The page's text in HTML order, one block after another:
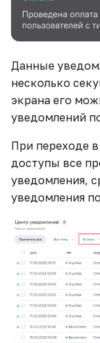
Данные
несколько
экрана его
уведомлений
При переходе
доступы все
уведомления,
уведомления